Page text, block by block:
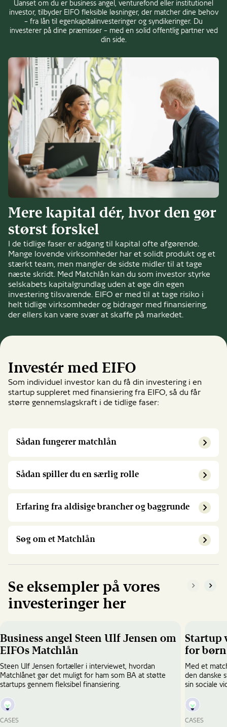
Uanset om du er business angel, venturefond eller institutionel
investor, tilbyder EIFO fleksible løsninger, der matcher dine behov
– fra lån til egenkapitalinvesteringer og syndikeringer. Du
investerer på dine præmisser – med en solid offentlig partner ved
din side.
Mere kapital dér, hvor den gør
størst forskel
I de tidlige faser er adgang til kapital ofte afgørende.
Mange lovende virksomheder har et solidt produkt og et
stærkt team, men mangler de sidste midler til at tage
næste skridt. Med Matchlån kan du som investor styrke
selskabets kapitalgrundlag uden at øge din egen
investering tilsvarende. EIFO er med til at tage risiko i
helt tidlige virksomheder og bidrager med finansiering,
der ellers kan være svær at skaffe på markedet.
Investér med EIFO
Som individuel investor kan du få din investering i en
startup suppleret med finansiering fra EIFO, så du får
større gennemslagskraft i de tidlige faser:
Sådan fungerer matchlån
Sådan spiller du en særlig rolle
Erfaring fra aldisige brancher og baggrunde
Søg om et Matchlån
Se eksempler på vores
investeringer her
Business angel Steen Ulf Jensen om
EIFOs Matchlån
Steen Ulf Jensen fortæller i interviewet, hvordan
Matchlånet gør det muligt for ham som BA at støtte
startups gennem fleksibel finansiering.
CASES
Startup
for børn
Med et
den danske
sin sociale
CASES